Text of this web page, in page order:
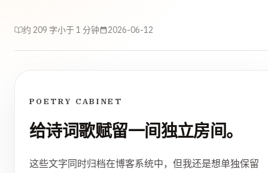
约 209 字小于 1 分钟 2026-06-12
POETRY CABINET
给诗词歌赋留一间独立房间。
这些文字同时归档在博客系统中，但我还是想单独保留